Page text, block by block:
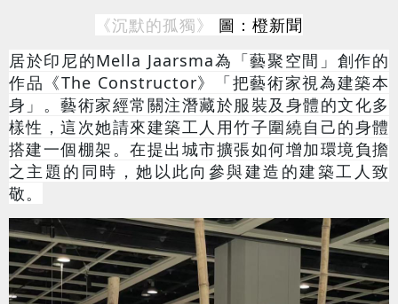
《沉默的孤獨》 圖：橙新聞
居於印尼的Mella Jaarsma為「藝聚空間」創作的
作品《The Constructor》
「把藝術家視為建築本
身」。藝術家經常關注潛藏於服裝及身體的文化多
樣性 ，這次她請來建築工人用竹子圍繞自己的身體
搭建一個棚架。在提出城市擴張如何增加環境負擔
之主題的同時，她以此向參與建造的建築工人致
敬。